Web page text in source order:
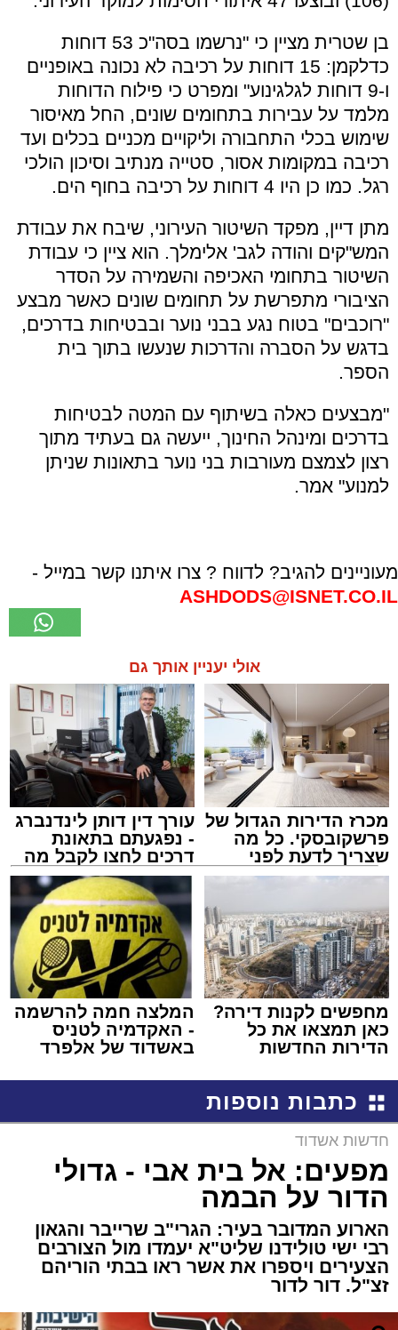
בן שטרית מציין כי "נרשמו בסה"כ 53 דוחות
כדלקמן: 15 דוחות על רכיבה לא נכונה באופניים
ו-9 דוחות לגלגינוע" ומפרט כי פילוח הדוחות
מלמד על עבירות בתחומים שונים, החל מאיסור
שימוש בכלי התחבורה וליקויים מכניים בכלים ועד
רכיבה במקומות אסור, סטייה מנתיב וסיכון הולכי
רגל. כמו כן היו 4 דוחות על רכיבה בחוף הים.
מתן דיין, מפקד השיטור העירוני, שיבח את עבודת
המש"קים והודה לגב' אלימלך. הוא ציין כי עבודת
השיטור בתחומי האכיפה והשמירה על הסדר
הציבורי מתפרשת על תחומים שונים כאשר מבצע
"רוכבים" בטוח נגע בבני נוער ובבטיחות בדרכים,
בדגש על הסברה והדרכות שנעשו בתוך בית
הספר.
"מבצעים כאלה בשיתוף עם המטה לבטיחות
בדרכים ומינהל החינוך, ייעשה גם בעתיד מתוך
רצון לצמצם מעורבות בני נוער בתאונות שניתן
למנוע" אמר.
מעוניינים להגיב? לדווח ? צרו איתנו קשר במייל -
ASHDODS@ISNET.CO.IL
אולי יעניין אותך גם
מכרז הדירות הגדול של
פרשקובסקי. כל מה
שצריך לדעת לפני
שמגישים הצעה לדירה
עורך דין דותן לינדנברג
- נפגעתם בתאונת
דרכים לחצו לקבל מה
שמגיע לכם
מחפשים לקנות דירה?
כאן תמצאו את כל
הדירות החדשות
המלצה חמה להרשמה
- האקדמיה לטניס
באשדוד של אלפרד
כתבות נוספות
חדשות אשדוד
מפעים: אל בית אבי - גדולי
הדור על הבמה
הארוע המדובר בעיר: הגרי"ב שרייבר והגאון
רבי ישי טולידנו שליט"א יעמדו מול הצורבים
הצעירים ויספרו את אשר ראו בבתי הוריהם
זצ"ל. דור לדור